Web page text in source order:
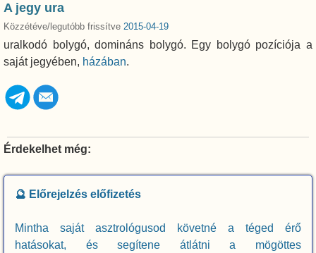
A jegy ura
Közzétéve/legutóbb frissítve 2015-04-19
uralkodó bolygó, domináns bolygó. Egy bolygó pozíciója a
saját jegyében, házában.
Érdekelhet még:
🔮 Előrejelzés előfizetés
Mintha saját asztrológusod követné a téged érő
hatásokat, és segítene átlátni a mögöttes